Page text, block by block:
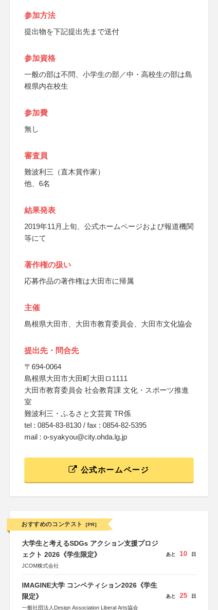
参加方法
提出物を下記提出先まで送付
参加資格
一般の部は不問、小学生の部／中・高校生の部は島
根県内在校生
参加費
無し
審査員
難波利三（直木賞作家）
他、6名
結果発表
2019年11月上旬、公式ホームページおよび報道機関
等にて
著作権の扱い
応募作品の著作権は大田市に帰属
主催
島根県大田市、大田市教育委員会、大田市文化協会
提出先・問合先
〒694-0064
島根県大田市大田町大田ロ1111
大田市教育委員会 社会教育課 文化・スポーツ推進
室
難波利三・ふるさと文芸賞 TR係
tel : 0854-83-8130 / fax : 0854-82-5395
mail : o-syakyou@city.ohda.lg.jp
公式ホームページ
おすすめのコンテスト [PR]
大学生と考えるSDGs アクション支援プロジ
ェクト 2026《学生限定》
JCOM株式会社
あと 10 日
IMAGINE大学 コンペティション2026《学生
限定》
一般社団法人Design Association Liberal Arts協会
あと 25 日